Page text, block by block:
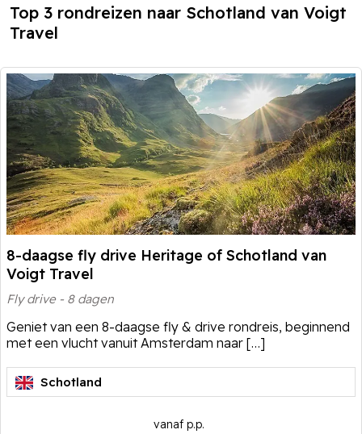
Top 3 rondreizen naar Schotland van Voigt
Travel
8-daagse fly drive Heritage of Schotland van
Voigt Travel
Fly drive - 8 dagen
Geniet van een 8-daagse fly & drive rondreis, beginnend
met een vlucht vanuit Amsterdam naar […]
Schotland